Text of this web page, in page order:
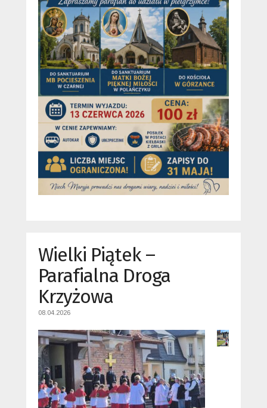
Wielki Piątek –
Parafialna Droga
Krzyżowa
08.04.2026